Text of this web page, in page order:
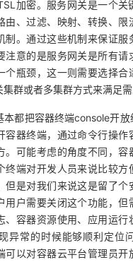
加密。服务网关是一个关
由、过滤、映射、转换、限
制。通过这些机制来保证服
注意的是服务网关是所有请
个瓶颈，这一则需要选择合
群或者多集群方式来满足需
本都把容器终端console开
容器终端，通过命令行操作
。可能考虑的角度不同，容
终端对开发人员来说比较方
但是对我们来说这是留了个
用户需要关闭这个功能，但
、容器资源使用、应用运行
异常的时候能够顺利定位
可以对容器云平台管理员开